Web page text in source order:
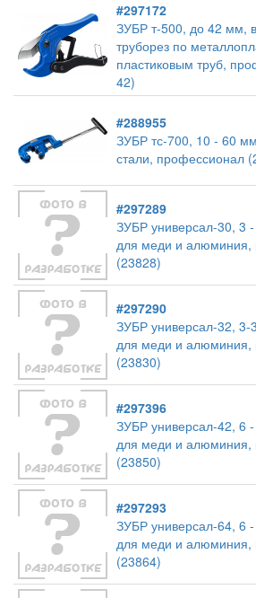
#297172
ЗУБР т-500, до 42 мм,
труборез по
пластиковым труб,
42)
#288955
ЗУБР тс-700, 10 - 60
стали, профессионал
#297289
ЗУБР универсал-30, 3
для меди и алюминия,
(23828)
#297290
ЗУБР универсал-32, 3-
для меди и алюминия,
(23830)
#297396
ЗУБР универсал-42, 6
для меди и алюминия,
(23850)
#297293
ЗУБР универсал-64, 6
для меди и алюминия,
(23864)